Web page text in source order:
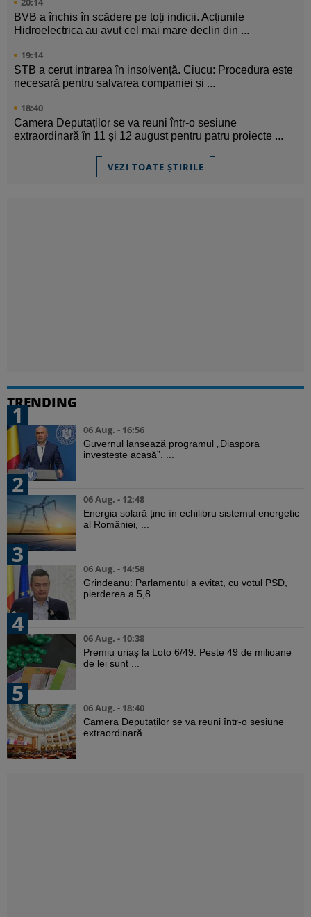
BVB a închis în scădere pe toți indicii. Acțiunile
Hidroelectrica au avut cel mai mare declin din ...
19:14
STB a cerut intrarea în insolvență. Ciucu: Procedura este
necesară pentru salvarea companiei și ...
18:40
Camera Deputaților se va reuni într-o sesiune
extraordinară în 11 și 12 august pentru patru proiecte ...
VEZI TOATE ȘTIRILE
TRENDING
1
06 Aug. - 16:56
Guvernul lansează programul „Diaspora
investește acasă”. ...
2
06 Aug. - 12:48
Energia solară ține în echilibru sistemul energetic
al României, ...
3
06 Aug. - 14:58
Grindeanu: Parlamentul a evitat, cu votul PSD,
pierderea a 5,8 ...
4
06 Aug. - 10:38
Premiu uriaș la Loto 6/49. Peste 49 de milioane
de lei sunt ...
5
06 Aug. - 18:40
Camera Deputaților se va reuni într-o sesiune
extraordinară ...